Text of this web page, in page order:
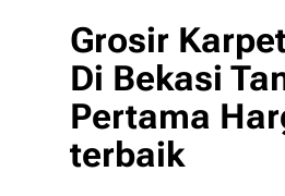
Grosir
Di Bekasi
Pertama
terbaik